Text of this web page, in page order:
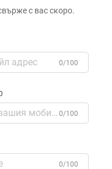
с вас скоро.
0/100
0/100
0/100